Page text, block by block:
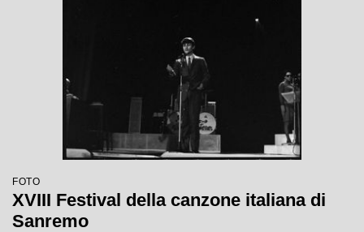
FOTO
XVIII Festival della canzone italiana di
Sanremo